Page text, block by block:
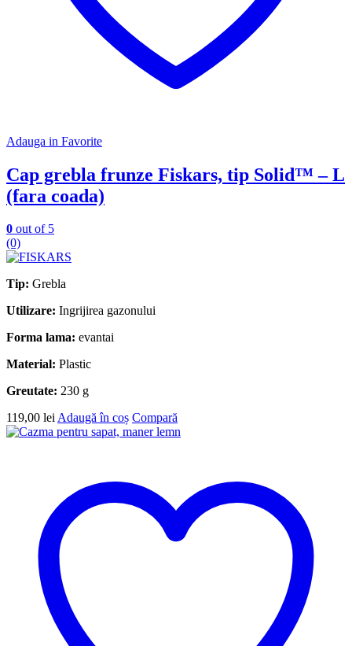
Adauga in Favorite
Cap grebla frunze Fiskars, tip Solid™ – L
(fara coada)
0 out of 5
(0)
Tip: Grebla
Utilizare: Ingrijirea gazonului
Forma lama: evantai
Material: Plastic
Greutate: 230 g
119,00 leiAdaugă în coș Compară